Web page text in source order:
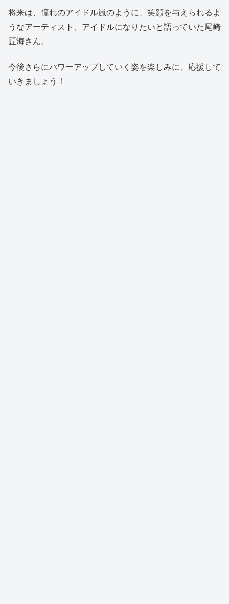
将来は、憧れのアイドル嵐のように、笑顔を与えられるよ
うなアーティスト、アイドルになりたいと語っていた尾崎
匠海さん。
今後さらにパワーアップしていく姿を楽しみに、応援して
いきましょう！